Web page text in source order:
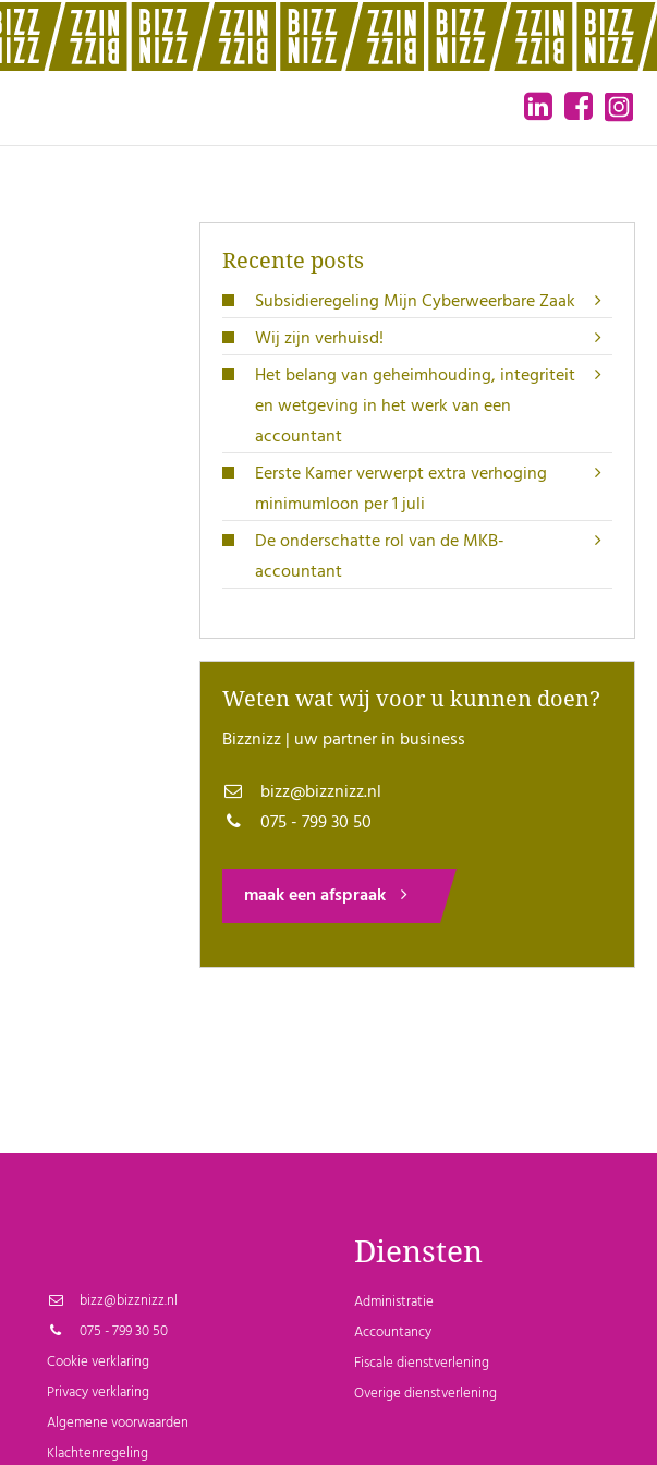
Recente posts
Subsidieregeling Mijn Cyberweerbare Zaak
Wij zijn verhuisd!
Het belang van geheimhouding, integriteit
en wetgeving in het werk van een
accountant
Eerste Kamer verwerpt extra verhoging
minimumloon per 1 juli
De onderschatte rol van de MKB-
accountant
Weten wat wij voor u kunnen doen?
Bizznizz | uw partner in business
bizz@bizznizz.nl
075 - 799 30 50
maak een afspraak
bizz@bizznizz.nl
075 - 799 30 50
Cookie verklaring
Privacy verklaring
Algemene voorwaarden
Klachtenregeling
Diensten
Administratie
Accountancy
Fiscale dienstverlening
Overige dienstverlening